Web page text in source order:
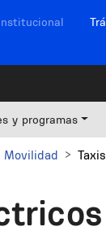
sitios
y programas
Movilidad